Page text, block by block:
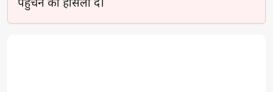
पहुँचने का हौसला दे।